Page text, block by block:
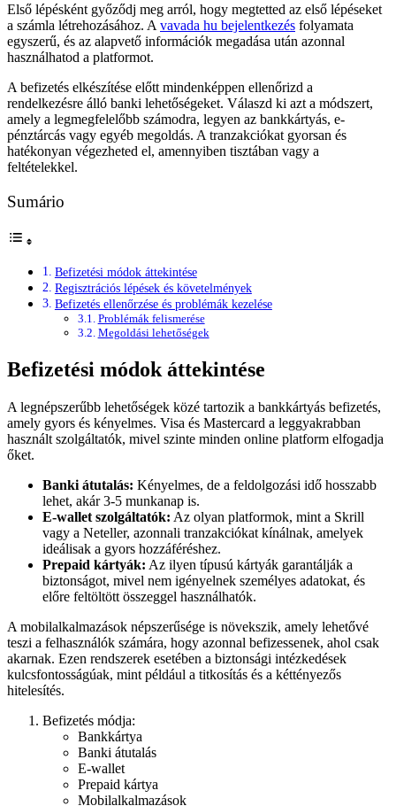
Első lépésként győződj meg arról, hogy megtetted az első lépéseket
a számla létrehozásához. A vavada hu bejelentkezés folyamata
egyszerű, és az alapvető információk megadása után azonnal
használhatod a platformot.
A befizetés elkészítése előtt mindenképpen ellenőrizd a
rendelkezésre álló banki lehetőségeket. Válaszd ki azt a módszert,
amely a legmegfelelőbb számodra, legyen az bankkártyás, e-
pénztárcás vagy egyéb megoldás. A tranzakciókat gyorsan és
hatékonyan végezheted el, amennyiben tisztában vagy a
feltételekkel.
Sumário
Befizetési módok áttekintése
Regisztrációs lépések és követelmények
Befizetés ellenőrzése és problémák kezelése
Problémák felismerése
Megoldási lehetőségek
Befizetési módok áttekintése
A legnépszerűbb lehetőségek közé tartozik a bankkártyás befizetés,
amely gyors és kényelmes. Visa és Mastercard a leggyakrabban
használt szolgáltatók, mivel szinte minden online platform elfogadja
őket.
Banki átutalás: Kényelmes, de a feldolgozási idő hosszabb
lehet, akár 3-5 munkanap is.
E-wallet szolgáltatók: Az olyan platformok, mint a Skrill
vagy a Neteller, azonnali tranzakciókat kínálnak, amelyek
ideálisak a gyors hozzáféréshez.
Prepaid kártyák: Az ilyen típusú kártyák garantálják a
biztonságot, mivel nem igényelnek személyes adatokat, és
előre feltöltött összeggel használhatók.
A mobilalkalmazások népszerűsége is növekszik, amely lehetővé
teszi a felhasználók számára, hogy azonnal befizessenek, ahol csak
akarnak. Ezen rendszerek esetében a biztonsági intézkedések
kulcsfontosságúak, mint például a titkosítás és a kéttényezős
hitelesítés.
Befizetés módja:
Bankkártya
Banki átutalás
E-wallet
Prepaid kártya
Mobilalkalmazások